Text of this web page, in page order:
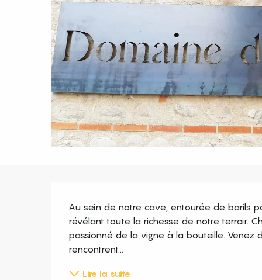
Description
Au sein de notre cave, entourée de barils
révélant toute la richesse de notre terroir.
passionné de la vigne à la bouteille.
rencontrent...
Lire la suite